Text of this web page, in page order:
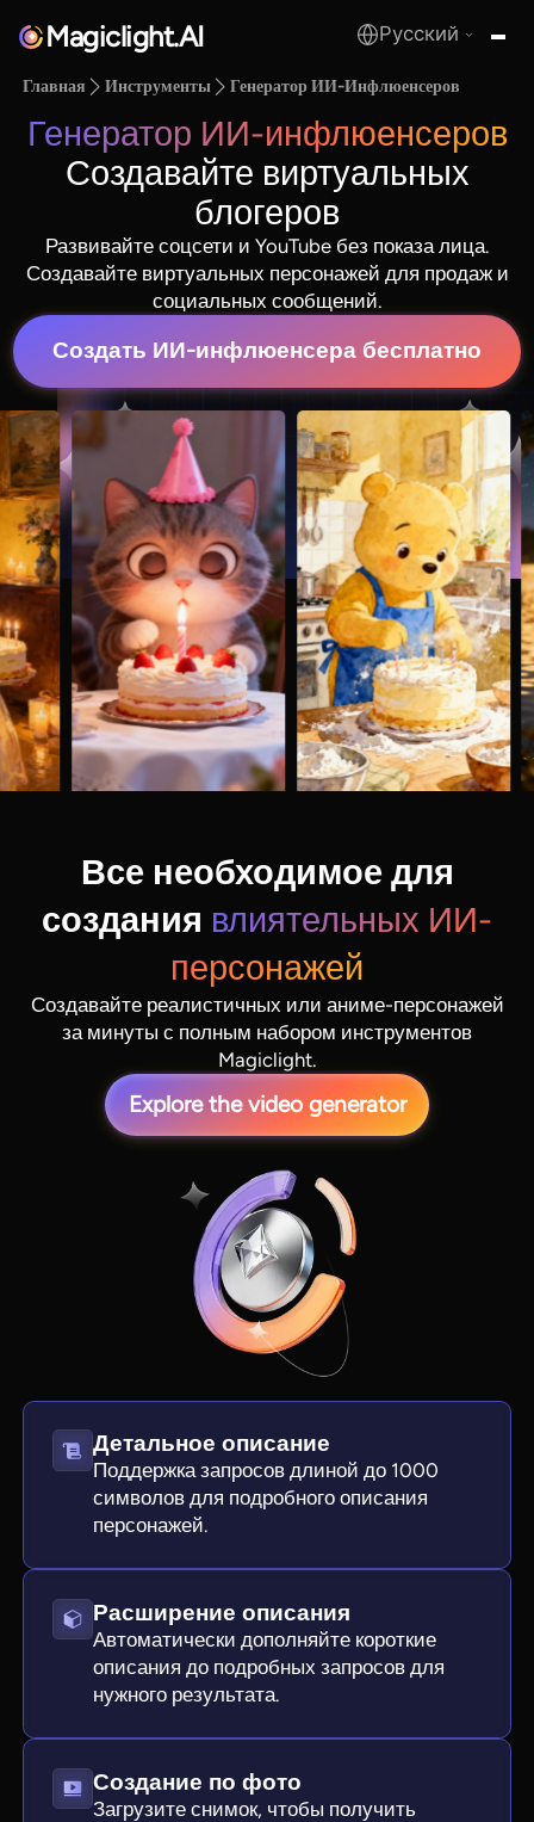
Magiclight.AI
View all tools
Русский
Главная Инструменты Генератор ИИ-Инфлюенсеров
Генератор ИИ-инфлюенсеров
Создавайте виртуальных
блогеров
Развивайте соцсети и YouTube без показа лица.
Создавайте виртуальных персонажей для продаж и
социальных сообщений.
Создать ИИ-инфлюенсера бесплатно
Все необходимое для
создания влиятельных ИИ-
персонажей
Создавайте реалистичных или аниме-персонажей
за минуты с полным набором инструментов
Magiclight.
Explore the video generator
Детальное описание
Поддержка запросов длиной до 1000
символов для подробного описания
персонажей.
Расширение описания
Автоматически дополняйте короткие
описания до подробных запросов для
нужного результата.
Создание по фото
Загрузите снимок, чтобы получить